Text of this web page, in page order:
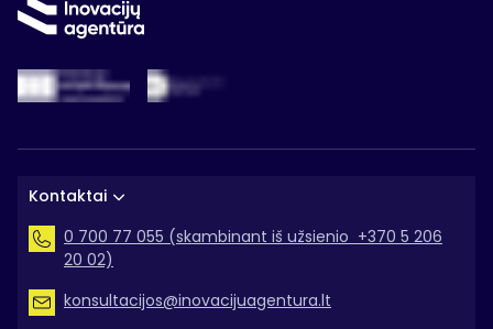
Kontaktai
0 700 77 055 (skambinant iš užsienio +370 5 206
20 02)
konsultacijos@inovacijuagentura.lt